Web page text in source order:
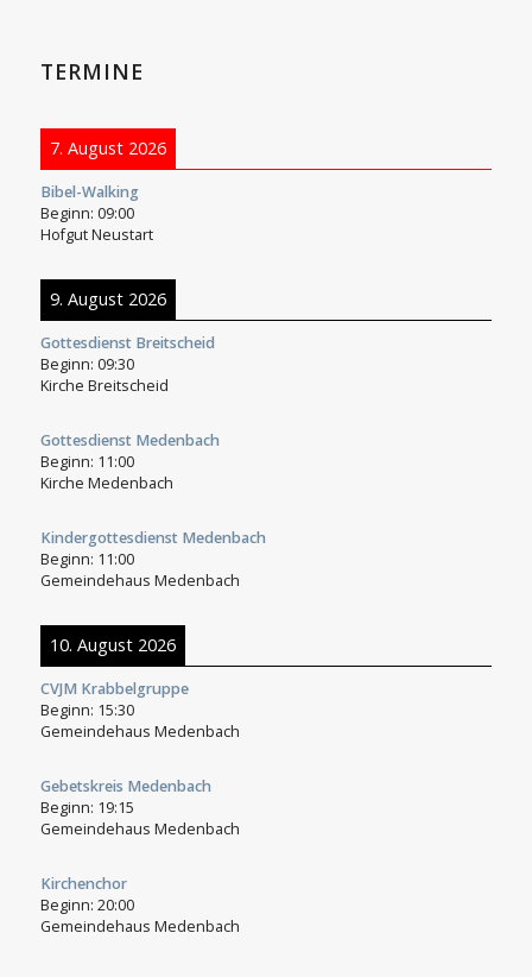
TERMINE
7. August 2026
Bibel-Walking
Beginn: 09:00
Hofgut Neustart
9. August 2026
Gottesdienst Breitscheid
Beginn: 09:30
Kirche Breitscheid
Gottesdienst Medenbach
Beginn: 11:00
Kirche Medenbach
Kindergottesdienst Medenbach
Beginn: 11:00
Gemeindehaus Medenbach
10. August 2026
CVJM Krabbelgruppe
Beginn: 15:30
Gemeindehaus Medenbach
Gebetskreis Medenbach
Beginn: 19:15
Gemeindehaus Medenbach
Kirchenchor
Beginn: 20:00
Gemeindehaus Medenbach